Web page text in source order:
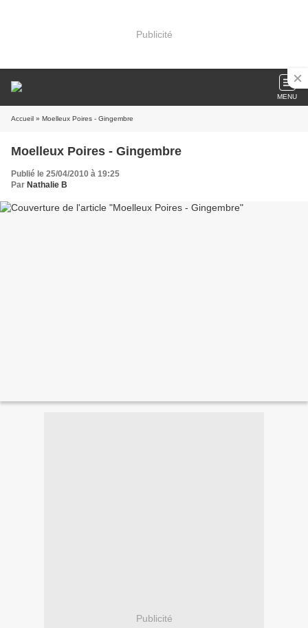
Publicité
MENU
Accueil » Moelleux Poires - Gingembre
Moelleux Poires - Gingembre
Publié le 25/04/2010 à 19:25
Par Nathalie B
Publicité